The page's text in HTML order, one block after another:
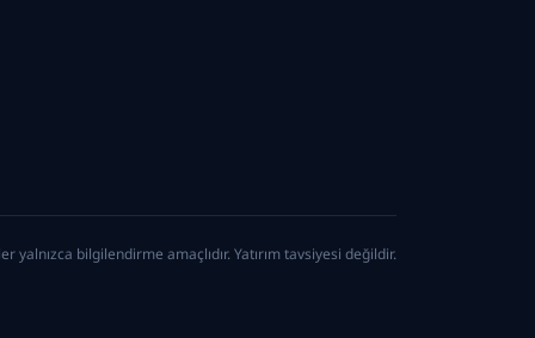
yalnızca bilgilendirme amaçlıdır. Yatırım tavsiyesi değildir.